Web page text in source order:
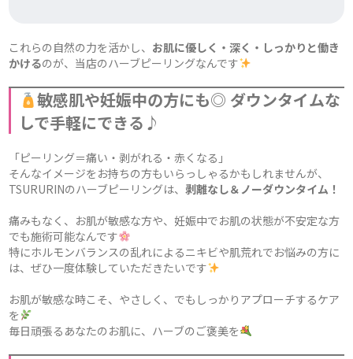
これらの自然の力を活かし、 お肌に優しく・深く・しっかりと働き
かけるのが、当店のハーブピーリングなんです
敏感肌や妊娠中の方にも◎ ダウンタイムな
しで手軽にできる♪
「ピーリング＝痛い・剥がれる・赤くなる」
そんなイメージをお持ちの方もいらっしゃるかもしれませんが、
TSURURINのハーブピーリングは、剥離なし＆ノーダウンタイム！
痛みもなく、お肌が敏感な方や、妊娠中でお肌の状態が不安定な方
でも施術可能なんです
特にホルモンバランスの乱れによるニキビや肌荒れでお悩みの方に
は、ぜひ一度体験していただきたいです
お肌が敏感な時こそ、やさしく、でもしっかりアプローチするケア
を
毎日頑張るあなたのお肌に、ハーブのご褒美を